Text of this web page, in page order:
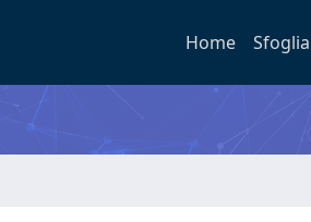
Home Sfoglia